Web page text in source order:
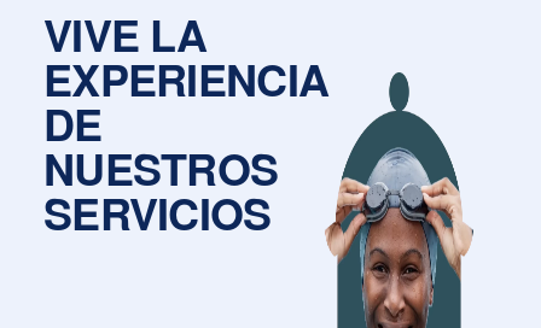
VIVE LA
EXPERIENCIA
DE
NUESTROS
SERVICIOS